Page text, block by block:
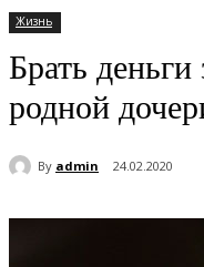
Жизнь
Брать
родной
By admin 24.02.2020